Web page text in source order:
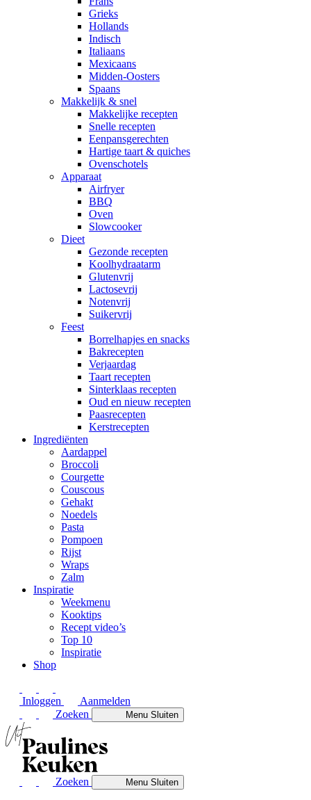
Grieks
Hollands
Indisch
Italiaans
Mexicaans
Midden-Oosters
Spaans
Makkelijk & snel
Makkelijke recepten
Snelle recepten
Eenpansgerechten
Hartige taart & quiches
Ovenschotels
Apparaat
Airfryer
BBQ
Oven
Slowcooker
Dieet
Gezonde recepten
Koolhydraatarm
Glutenvrij
Lactosevrij
Notenvrij
Suikervrij
Feest
Borrelhapjes en snacks
Bakrecepten
Verjaardag
Taart recepten
Sinterklaas recepten
Oud en nieuw recepten
Paasrecepten
Kerstrecepten
Ingrediënten
Aardappel
Broccoli
Courgette
Couscous
Gehakt
Noedels
Pasta
Pompoen
Rijst
Wraps
Zalm
Inspiratie
Weekmenu
Kooktips
Recept video’s
Top 10
Inspiratie
Shop
Inloggen
Aanmelden
Zoeken
MenuSluiten
Zoeken MenuSluiten